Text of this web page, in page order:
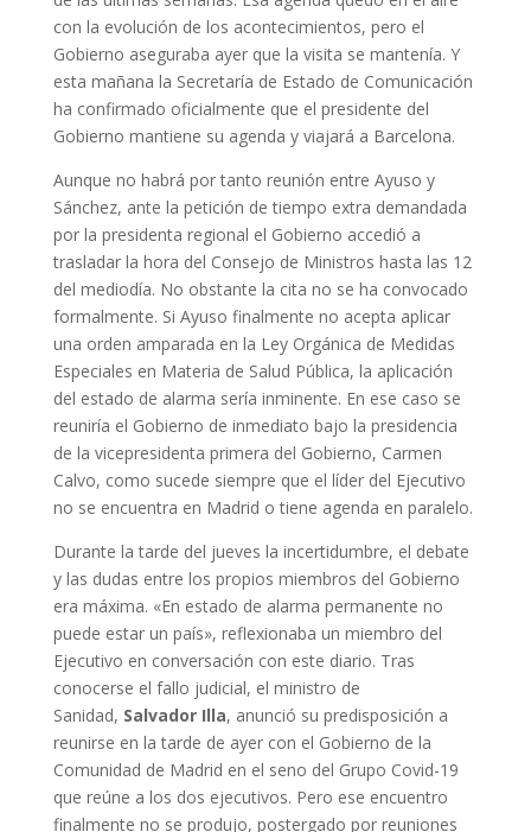
con la evolución de los acontecimientos, pero el
Gobierno aseguraba ayer que la visita se mantenía. Y
esta mañana la Secretaría de Estado de Comunicación
ha confirmado oficialmente que el presidente del
Gobierno mantiene su agenda y viajará a Barcelona.
Aunque no habrá por tanto reunión entre Ayuso y
Sánchez, ante la petición de tiempo extra demandada
por la presidenta regional el Gobierno accedió a
trasladar la hora del Consejo de Ministros hasta las 12
del mediodía. No obstante la cita no se ha convocado
formalmente. Si Ayuso finalmente no acepta aplicar
una orden amparada en la Ley Orgánica de Medidas
Especiales en Materia de Salud Pública, la aplicación
del estado de alarma sería inminente. En ese caso se
reuniría el Gobierno de inmediato bajo la presidencia
de la vicepresidenta primera del Gobierno, Carmen
Calvo, como sucede siempre que el líder del Ejecutivo
no se encuentra en Madrid o tiene agenda en paralelo.
Durante la tarde del jueves la incertidumbre, el debate
y las dudas entre los propios miembros del Gobierno
era máxima. «En estado de alarma permanente no
puede estar un país», reflexionaba un miembro del
Ejecutivo en conversación con este diario. Tras
conocerse el fallo judicial, el ministro de
Sanidad, Salvador Illa, anunció su predisposición a
reunirse en la tarde de ayer con el Gobierno de la
Comunidad de Madrid en el seno del Grupo Covid-19
que reúne a los dos ejecutivos. Pero ese encuentro
finalmente no se produjo, postergado por reuniones